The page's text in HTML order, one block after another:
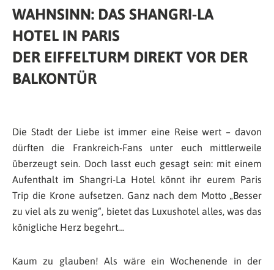
WAHNSINN: DAS SHANGRI-LA
HOTEL IN PARIS
DER EIFFELTURM DIREKT VOR DER
BALKONTÜR
Die Stadt der Liebe ist immer eine Reise wert – davon
dürften die Frankreich-Fans unter euch mittlerweile
überzeugt sein. Doch lasst euch gesagt sein: mit einem
Aufenthalt im Shangri-La Hotel könnt ihr eurem Paris
Trip die Krone aufsetzen. Ganz nach dem Motto „Besser
zu viel als zu wenig“, bietet das Luxushotel alles, was das
königliche Herz begehrt…
Kaum zu glauben! Als wäre ein Wochenende in der